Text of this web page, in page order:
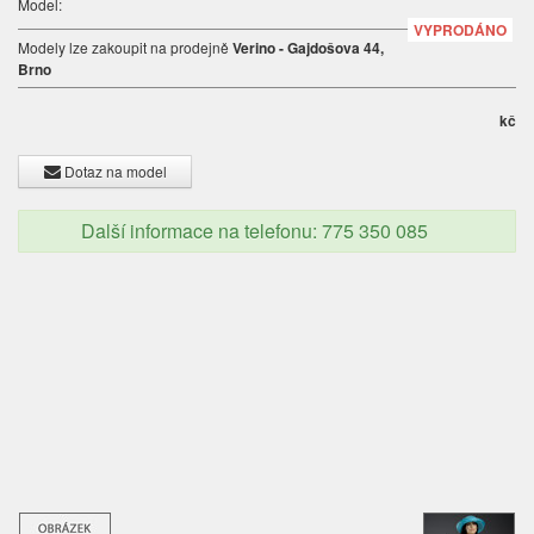
Model:
VYPRODÁNO
Modely lze zakoupit na prodejně Verino - Gajdošova 44,
Brno
kč
Dotaz na model
Další informace na telefonu: 775 350 085